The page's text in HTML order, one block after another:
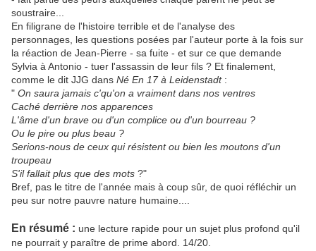
soustraire...
En filigrane de l'histoire terrible et de l'analyse des
personnages, les questions posées par l'auteur porte à la fois sur
la réaction de Jean-Pierre - sa fuite - et sur ce que demande
Sylvia à Antonio - tuer l'assassin de leur fils ? Et finalement,
comme le dit JJG dans Né En 17 à Leidenstadt:
" On saura jamais c'qu'on a vraiment dans nos ventres
Caché derrière nos apparences
L'âme d'un brave ou d'un complice ou d'un bourreau ?
Ou le pire ou plus beau ?
Serions-nous de ceux qui résistent ou bien les moutons d'un
troupeau
S'il fallait plus que des mots ?"
Bref, pas le titre de l'année mais à coup sûr, de quoi réfléchir un
peu sur notre pauvre nature humaine....
En résumé : une lecture rapide pour un sujet plus profond qu'il
ne pourrait y paraître de prime abord. 14/20.